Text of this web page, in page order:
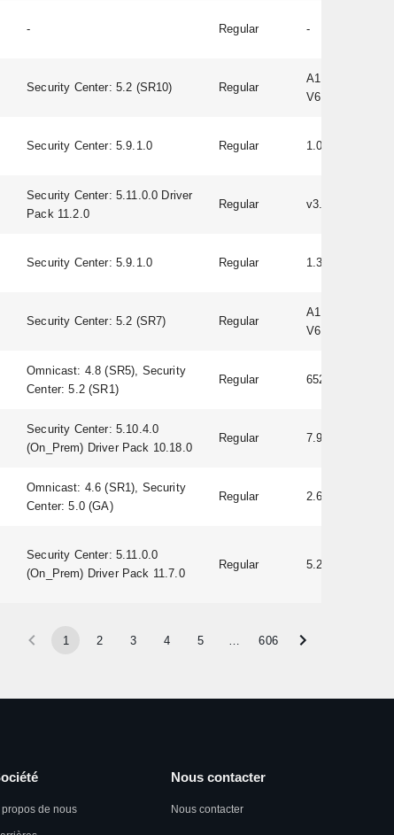
- Regular -
Security Center: 5.2 (SR10) Regular
A1D-500-
V6.09.06-AC
Security Center: 5.9.1.0 Regular 1.03
Security Center: 5.11.0.0 Driver
Pack 11.2.0
Regular v3.0.0.12
Security Center: 5.9.1.0 Regular 1.3.0
Security Center: 5.2 (SR7) Regular
A1D-500-
V6.09.06-AC
Omnicast: 4.8 (SR5), Security
Center: 5.2 (SR1)
Regular 65249
Security Center: 5.10.4.0
(On_Prem) Driver Pack 10.18.0
Regular 7.90.0098
Omnicast: 4.6 (SR1), Security
Center: 5.0 (GA)
Regular 2.60
Security Center: 5.11.0.0
(On_Prem) Driver Pack 11.7.0
Regular 5.20.0.22
1 2 3 4 5 606
propos de nous
Nous contacter
Nous contacter